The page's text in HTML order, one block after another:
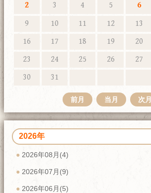
2
3 4 5 6
9
10 11 12 13
16
17 18 19 20
23
24 25 26 27
30
31
前月 当月 次月
2026年
2026年08月(4)
2026年07月(9)
2026年06月(5)